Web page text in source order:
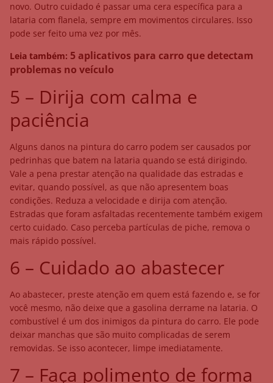
novo. Outro cuidado é passar uma cera específica para a
lataria com flanela, sempre em movimentos circulares. Isso
pode ser feito uma vez por mês.
Leia também: 5 aplicativos para carro que detectam
problemas no veículo
5 – Dirija com calma e
paciência
Alguns danos na pintura do carro podem ser causados por
pedrinhas que batem na lataria quando se está dirigindo.
Vale a pena prestar atenção na qualidade das estradas e
evitar, quando possível, as que não apresentem boas
condições. Reduza a velocidade e dirija com atenção.
Estradas que foram asfaltadas recentemente também exigem
certo cuidado. Caso perceba partículas de piche, remova o
mais rápido possível.
6 – Cuidado ao abastecer
Ao abastecer, preste atenção em quem está fazendo e, se for
você mesmo, não deixe que a gasolina derrame na lataria. O
combustível é um dos inimigos da pintura do carro. Ele pode
deixar manchas que são muito complicadas de serem
removidas. Se isso acontecer, limpe imediatamente.
7 – Faça polimento de forma